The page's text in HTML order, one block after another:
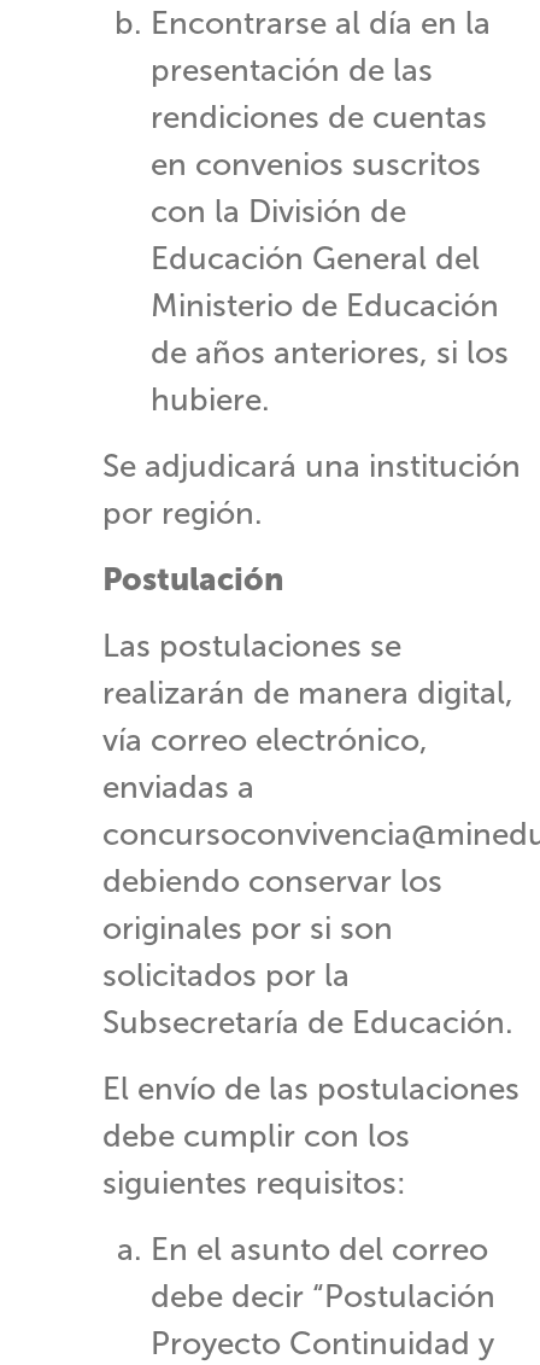
​Encontrarse al día en la
presentación de las
rendiciones de cuentas
en convenios suscritos
con la División de
Educación General del
Ministerio de Educación
de años anteriores, si los
hubiere.
Se adjudicará una institución
por región.
Postulación
​Las postulaciones se
realizarán de manera digital,
vía correo electrónico,
enviadas a
debiendo conservar los
originales por si son
solicitados por la
Subsecretaría de Educación.
El envío de las postulaciones
debe cumplir con los
siguientes requisitos:
En el asunto del correo
debe decir “Postulación
Proyecto Continuidad y